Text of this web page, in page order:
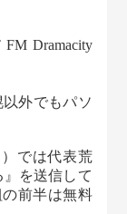
Dramacity
以外でもパソ
では代表荒
を送信して
前半は無料